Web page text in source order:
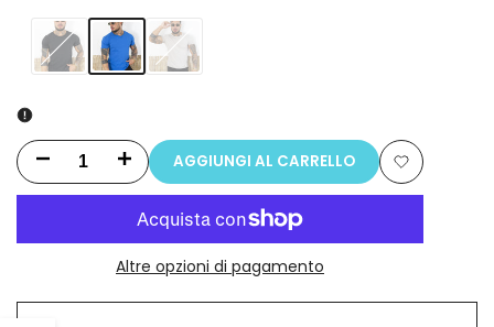
VarianteVariante
Blu
Riduci
quantità
Aumenta
quantità
AGGIUNGI AL CARRELLO
Aggiungi
Altre opzioni di pagamento